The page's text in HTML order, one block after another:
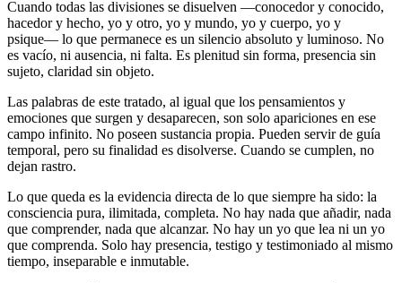
Cuando todas las divisiones se disuelven ―conocedor y conocido,
hacedor y hecho, yo y otro, yo y mundo, yo y cuerpo, yo y
psique― lo que permanece es un silencio absoluto y luminoso. No
es vacío, ni ausencia, ni falta. Es plenitud sin forma, presencia sin
sujeto, claridad sin objeto.
Las palabras de este tratado, al igual que los pensamientos y
emociones que surgen y desaparecen, son solo apariciones en ese
campo infinito. No poseen sustancia propia. Pueden servir de guía
temporal, pero su finalidad es disolverse. Cuando se cumplen, no
dejan rastro.
Lo que queda es la evidencia directa de lo que siempre ha sido: la
consciencia pura, ilimitada, completa. No hay nada que añadir, nada
que comprender, nada que alcanzar. No hay un yo que lea ni un yo
que comprenda. Solo hay presencia, testigo y testimoniado al mismo
tiempo, inseparable e inmutable.